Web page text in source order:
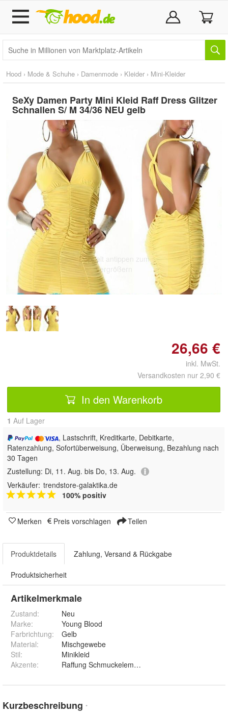
Hood › Mode & Schuhe › Damenmode › Kleider › Mini-Kleider
SeXy Damen Party Mini Kleid Raff Dress Glitzer
Schnallen S/ M 34/36 NEU gelb
Doppelt antippen zum
vergrößern
26,66 €
inkl. MwSt.
Versandkosten nur 2,90 €
In den Warenkorb
1 Auf Lager
, Lastschrift, Kreditkarte, Debitkarte,
Ratenzahlung, Sofortüberweisung, Überweisung, Bezahlung nach
30 Tagen
Zustellung: Di, 11. Aug. bis Do, 13. Aug.
Verkäufer: trendstore-galaktika.de
100% positiv
Merken Preis vorschlagen Teilen
Produktdetails Zahlung, Versand & Rückgabe
Produktsicherheit
Artikelmerkmale
Zustand:
Neu
Marke:
Young Blood
Farbrichtung:
Gelb
Material:
Mischgewebe
Stil:
Minikleid
Akzente: Raffung Schmuckelement
Kurzbeschreibung *